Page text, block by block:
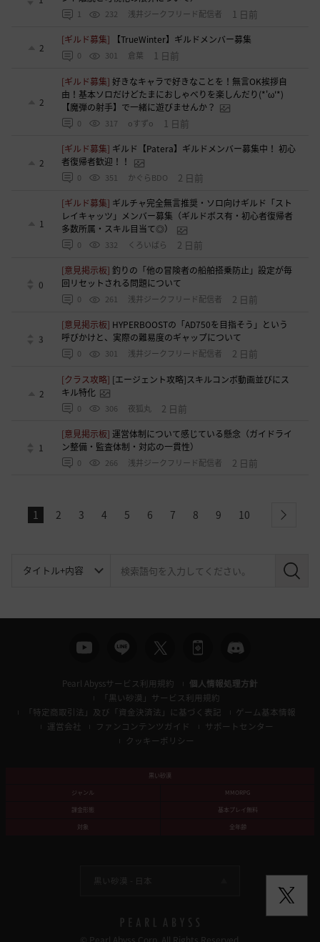
1 232 浅井ジークフリード配信者 1 日前
2
[ギルド募集] 【TrueWinter】ギルドメンバー募集
0 301 倉葉 1 日前
2
[ギルド募集]好きなキャラで好きなことを！無言OK挨拶自
由！基本ソロだけどたまにおしゃべりを楽しんだり(*'ω'*)
【魔弾の射手】で一緒に遊びませんか？
0 317 oすずo 1 日前
2
[ギルド募集] ギルド【Patera】ギルドメンバー募集中！ 初心
者復帰者歓迎！！
0 351 かぐらBDO 2 日前
1
[ギルド募集] ギルチャ完全無言推奨・ソロ向けギルド「スト
レイキャッツ」メンバー募集（ギルドボス有・初心者復帰者
多数所属・スキル目当て◎）
0 332 くろいばら 2 日前
0
[意見掲示板]釣りの「他の冒険者の船舶搭乗防止」設定が毎
回リセットされる問題について
0 261 浅井ジークフリード配信者 2 日前
3
[意見掲示板] HYPERBOOSTの「AD750を目指そう」という
呼びかけと、実際の難易度のギャップについて
0 301 浅井ジークフリード配信者 2 日前
2
[クラス攻略] [エージェント攻略]スキルコンボ動画並びにス
キル特化
0 306 夜狐丸 2 日前
1
[意見掲示板]運営体制について感じている懸念（ガイドライ
ン整備・監査体制・対応の一貫性）
0 266 浅井ジークフリード配信者 2 日前
1 2 3 4 5 6 7 8 9 10 next
検
Pearl Abyssサービス利用規約
個人情報処理方針
「黒い砂漠」サービス利用規約
「特定商取引法」及び「資金決済法」に基づく表記
ゲーム基本情報
運営会社
ファンコンテンツガイド
サポートセンター
クッキーポリシー
黒い砂漠
ジャンル
MMORPG
課金形態
基本プレイ無料
対象
全年齢
黒い砂漠 - 日本